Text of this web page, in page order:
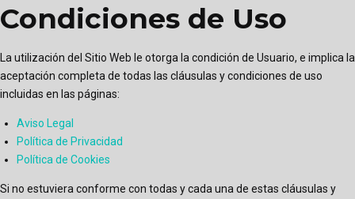
Condiciones de Uso
La utilización del Sitio Web le otorga la condición de Usuario, e implica la
aceptación completa de todas las cláusulas y condiciones de uso
incluidas en las páginas:
Aviso Legal
Política de Privacidad
Política de Cookies
Si no estuviera conforme con todas y cada una de estas cláusulas y